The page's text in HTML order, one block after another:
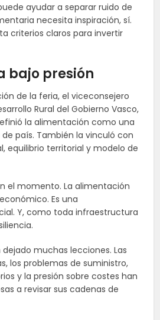
ayudar a separar ruido de
necesita inspiración, sí.
criterios claros para invertir
bajo presión
de la feria, el viceconsejero
Rural del Gobierno Vasco,
la alimentación como una
país. También la vinculó con
equilibrio territorial y modelo de
el momento. La alimentación
Es una
Y, como toda infraestructura
muchas lecciones. Las
los problemas de suministro,
y la presión sobre costes han
a revisar sus cadenas de